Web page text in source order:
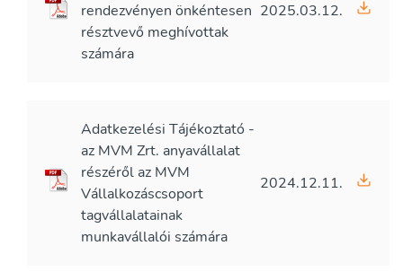
rendezvényen önkéntesen
résztvevő meghívottak
számára
2025.03.12.
Adatkezelési Tájékoztató -
az MVM Zrt. anyavállalat
részéről az MVM
Vállalkozáscsoport
tagvállalatainak
munkavállalói számára
2024.12.11.